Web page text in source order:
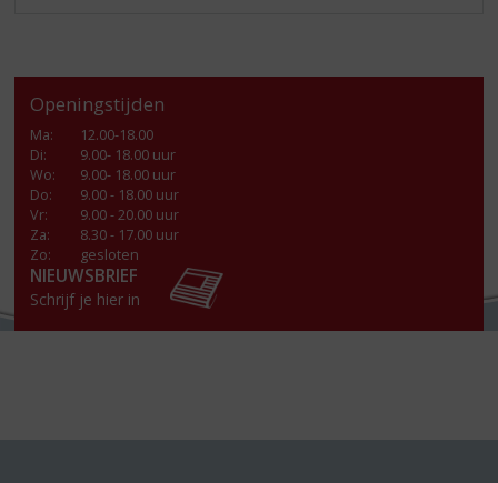
Openingstijden
Ma:
12.00-18.00
Di:
9.00- 18.00 uur
Wo:
9.00- 18.00 uur
Do:
9.00 - 18.00 uur
Vr:
9.00 - 20.00 uur
Za:
8.30 - 17.00 uur
Zo:
gesloten
NIEUWSBRIEF
Schrijf je hier in